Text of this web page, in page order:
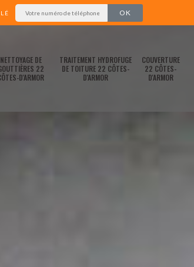
NETTOYAGE DE
22
D'ARMOR
TRAITEMENT HYDROFUGE
DE TOITURE 22 CÔTES-
D'ARMOR
COUVERTURE
22 CÔTES-
D'ARMOR